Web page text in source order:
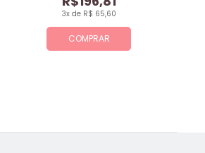
COMPRAR
3x de R$ 65,60